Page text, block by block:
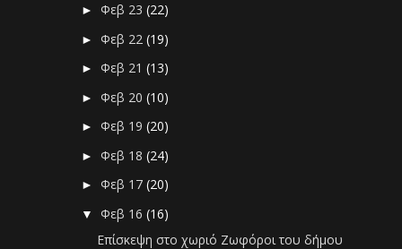
►Φεβ 23(22)
►Φεβ 22(19)
►Φεβ 21(13)
►Φεβ 20(10)
►Φεβ 19(20)
►Φεβ 18(24)
►Φεβ 17(20)
▼Φεβ 16(16)
Επίσκεψη στο χωριό Ζωφόροι του δήμου